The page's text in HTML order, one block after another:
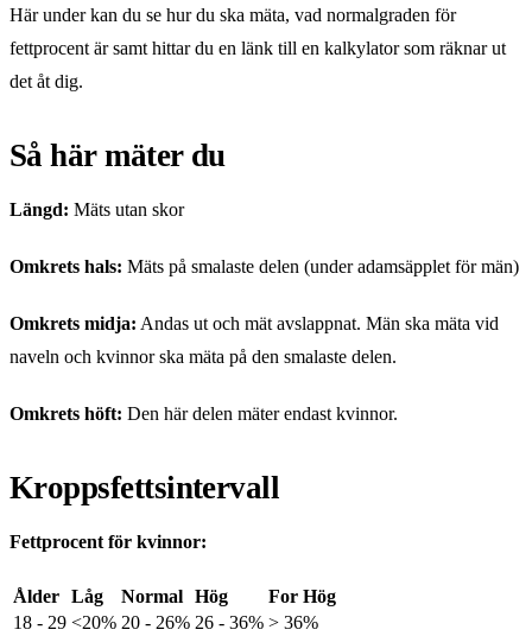
Här under kan du se hur du ska mäta, vad normalgraden för
fettprocent är samt hittar du en länk till en kalkylator som räknar ut
det åt dig.
Så här mäter du
Längd: Mäts utan skor
Omkrets hals: Mäts på smalaste delen (under adamsäpplet för män)
Omkrets midja: Andas ut och mät avslappnat. Män ska mäta vid
naveln och kvinnor ska mäta på den smalaste delen.
Omkrets höft: Den här delen mäter endast kvinnor.
Kroppsfettsintervall
Fettprocent för kvinnor:
Ålder Låg Normal Hög
For Hög
18 - 29 <20% 20 - 26% 26 - 36% > 36%